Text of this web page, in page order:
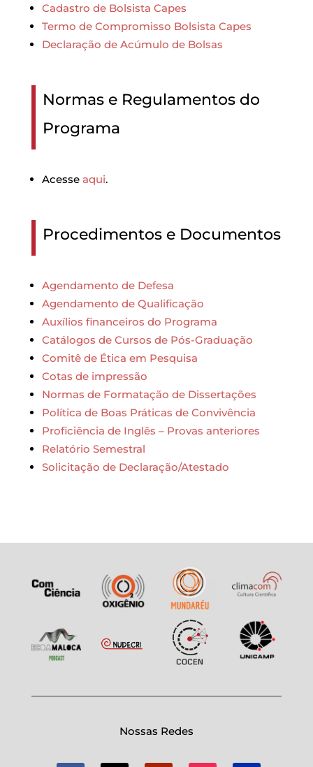
Cadastro de Bolsista Capes
Termo de Compromisso Bolsista Capes
Declaração de Acúmulo de Bolsas
Normas e Regulamentos do
Programa
Acesse aqui.
Procedimentos e Documentos
Agendamento de Defesa
Agendamento de Qualificação
Auxílios financeiros do Programa
Catálogos de Cursos de Pós-Graduação
Comitê de Ética em Pesquisa
Cotas de impressão
Normas de Formatação de Dissertações
Política de Boas Práticas de Convivência
Proficiência de Inglês – Provas anteriores
Relatório Semestral
Solicitação de Declaração/Atestado
Nossas Redes